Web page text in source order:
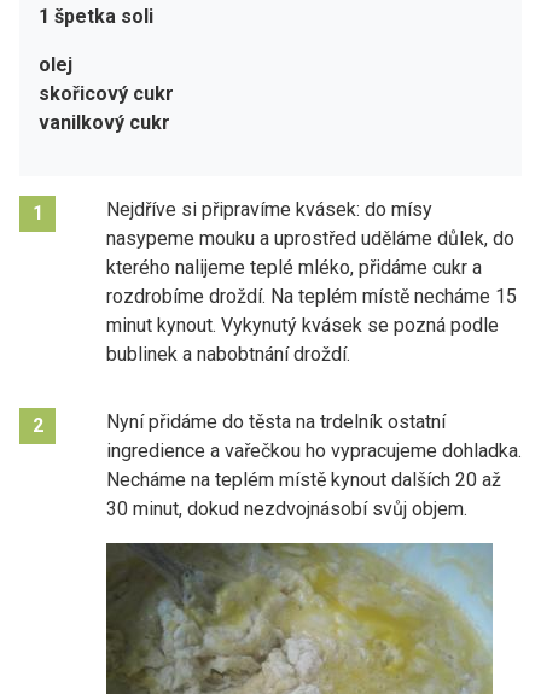
1 špetka soli
olej
skořicový cukr
vanilkový cukr
1
Nejdříve si připravíme kvásek: do mísy
nasypeme mouku a uprostřed uděláme důlek, do
kterého nalijeme teplé mléko, přidáme cukr a
rozdrobíme droždí. Na teplém místě necháme 15
minut kynout. Vykynutý kvásek se pozná podle
bublinek a nabobtnání droždí.
2
Nyní přidáme do těsta na trdelník ostatní
ingredience a vařečkou ho vypracujeme dohladka.
Necháme na teplém místě kynout dalších 20 až
30 minut, dokud nezdvojnásobí svůj objem.